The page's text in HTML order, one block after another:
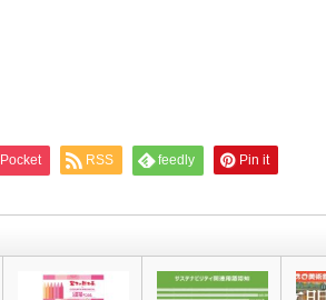
Pocket RSS feedly Pin it